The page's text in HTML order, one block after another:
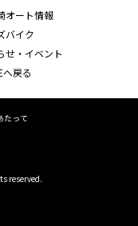
オート情報
バイク
せ・イベント
へ戻る
たって
reserved.